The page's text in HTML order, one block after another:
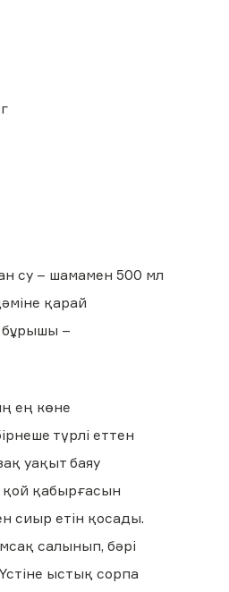
су – шамамен 500 мл
қарай
бұрышы –
ең көне
түрлі еттен
уақыт баяу
қабырғасын
сиыр етін қосады.
салынып, бәрі
ыстық сорпа